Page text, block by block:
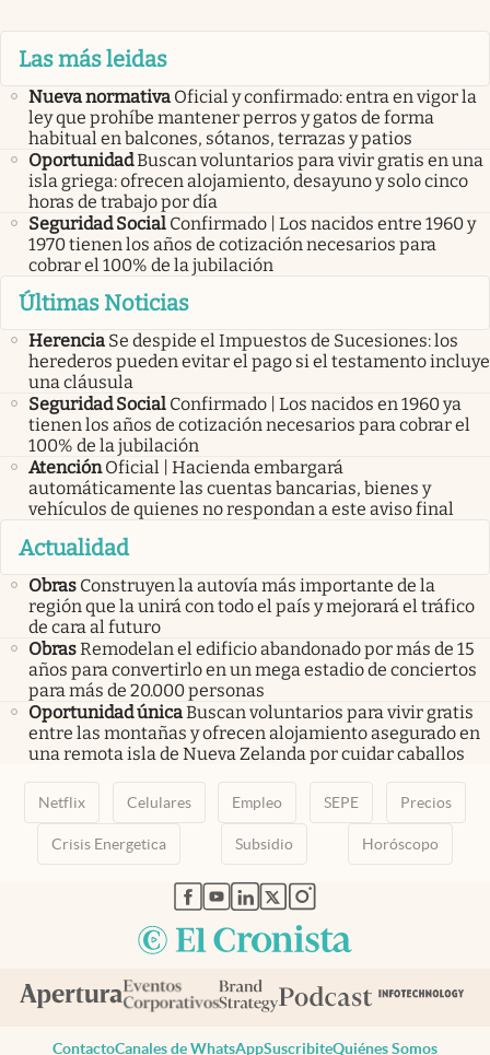
Las más leidas
Nueva normativa Oficial y confirmado: entra en vigor la
ley que prohíbe mantener perros y gatos de forma
habitual en balcones, sótanos, terrazas y patios
OportunidadBuscan voluntarios para vivir gratis en una
isla griega: ofrecen alojamiento, desayuno y solo cinco
horas de trabajo por día
Seguridad Social Confirmado | Los nacidos entre 1960 y
1970 tienen los años de cotización necesarios para
cobrar el 100% de la jubilación
Últimas Noticias
Herencia Se despide el Impuestos de Sucesiones: los
herederos pueden evitar el pago si el testamento incluye
una cláusula
Seguridad Social Confirmado | Los nacidos en 1960 ya
tienen los años de cotización necesarios para cobrar el
100% de la jubilación
Atención Oficial | Hacienda embargará
automáticamente las cuentas bancarias, bienes y
vehículos de quienes no respondan a este aviso final
Actualidad
Obras Construyen la autovía más importante de la
región que la unirá con todo el país y mejorará el tráfico
de cara al futuro
ObrasRemodelan el edificio abandonado por más de 15
años para convertirlo en un mega estadio de conciertos
para más de 20.000 personas
Oportunidad únicaBuscan voluntarios para vivir gratis
entre las montañas y ofrecen alojamiento asegurado en
una remota isla de Nueva Zelanda por cuidar caballos
Netflix Celulares Empleo SEPE Precios
Crisis Energetica Subsidio Horóscopo
abre en nueva pestaña
abre en nueva pestaña
abre en nueva pestaña
abre en nueva pestaña
abre en nueva pestaña
ContactoCanales de WhatsAppSuscribiteQuiénes Somos